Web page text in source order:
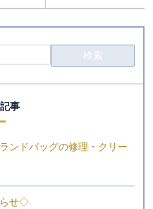
事
ンドバッグの修理・クリー
せ◇